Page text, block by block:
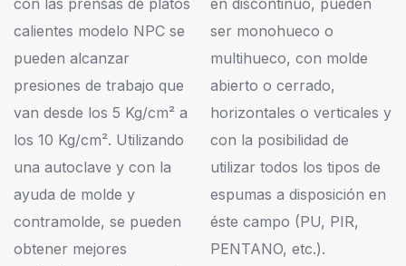
calientes modelo NPC se
pueden alcanzar
presiones de trabajo que
van desde los 5 Kg/cm² a
los 10 Kg/cm². Utilizando
una autoclave y con la
ayuda de molde y
contramolde, se pueden
obtener mejores
ser monohueco o
multihueco, con molde
abierto o cerrado,
horizontales o verticales y
con la posibilidad de
utilizar todos los tipos de
espumas a disposición en
éste campo (PU, PIR,
PENTANO, etc.).